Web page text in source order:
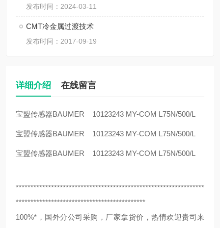
发布时间：2024-03-11
CMT冷金属过渡技术
发布时间：2017-09-19
详细介绍 在线留言
宝盟传感器BAUMER 10123243 MY-COM L75N/500/L
宝盟传感器BAUMER 10123243 MY-COM L75N/500/L
宝盟传感器BAUMER 10123243 MY-COM L75N/500/L
****************************************************************
********************************************
100%*，国外分公司采购，厂家拿货价，热情欢迎贵司来